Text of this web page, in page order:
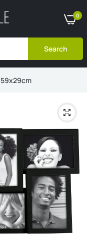
0
Search
59x29cm